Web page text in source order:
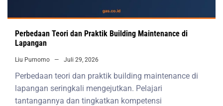
Perbedaan Teori dan Praktik Building Maintenance di
Lapangan
Liu Purnomo Juli 29, 2026
Perbedaan teori dan praktik building maintenance di
lapangan seringkali mengejutkan. Pelajari
tantangannya dan tingkatkan kompetensi